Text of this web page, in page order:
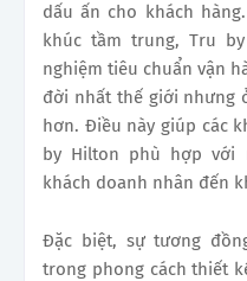
dấu ấn cho khách
khúc tầm trung, Tru
nghiệm tiêu chuẩn vận
đời nhất thế giới nhưng
hơn. Điều này giúp các
by Hilton phù hợp với
khách doanh nhân đến
Đặc biệt, sự tương
trong phong cách thiết